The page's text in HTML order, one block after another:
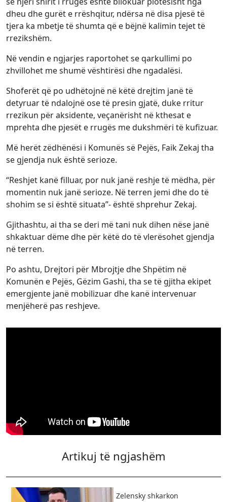
dheu dhe gurët e rrëshqitur, ndërsa në disa pjesë të
tjera ka mbetje të shumta që e bëjnë kalimin tejet të
rrezikshëm.
Në vendin e ngjarjes raportohet se qarkullimi po
zhvillohet me shumë vështirësi dhe ngadalësi.
Shoferët që po udhëtojnë në këtë drejtim janë të
detyruar të ndalojnë ose të presin gjatë, duke rritur
rrezikun për aksidente, veçanërisht në kthesat e
mprehta dhe pjesët e rrugës me dukshmëri të kufizuar.
Më herët zëdhënësi i Komunës së Pejës, Faik Zekaj tha
se gjendja nuk është serioze.
“Reshjet kanë filluar, por nuk janë reshje të mëdha, për
momentin nuk janë serioze. Në terren jemi dhe do të
shohim se si është situata”- është shprehur Zekaj.
Gjithashtu, ai tha se deri më tani nuk dihen nëse janë
shkaktuar dëme dhe për këtë do të vlerësohet gjendja
në terren.
Po ashtu, Drejtori për Mbrojtje dhe Shpëtim në
Komunën e Pejës, Gëzim Gashi, tha se të gjitha ekipet
emergjente janë mobilizuar dhe kanë intervenuar
menjëherë pas reshjeve.
Artikuj të ngjashëm
Zelensky shkarkon